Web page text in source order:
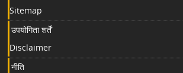
Sitemap
उपयोगिता शर्तें
Disclaimer
नीति